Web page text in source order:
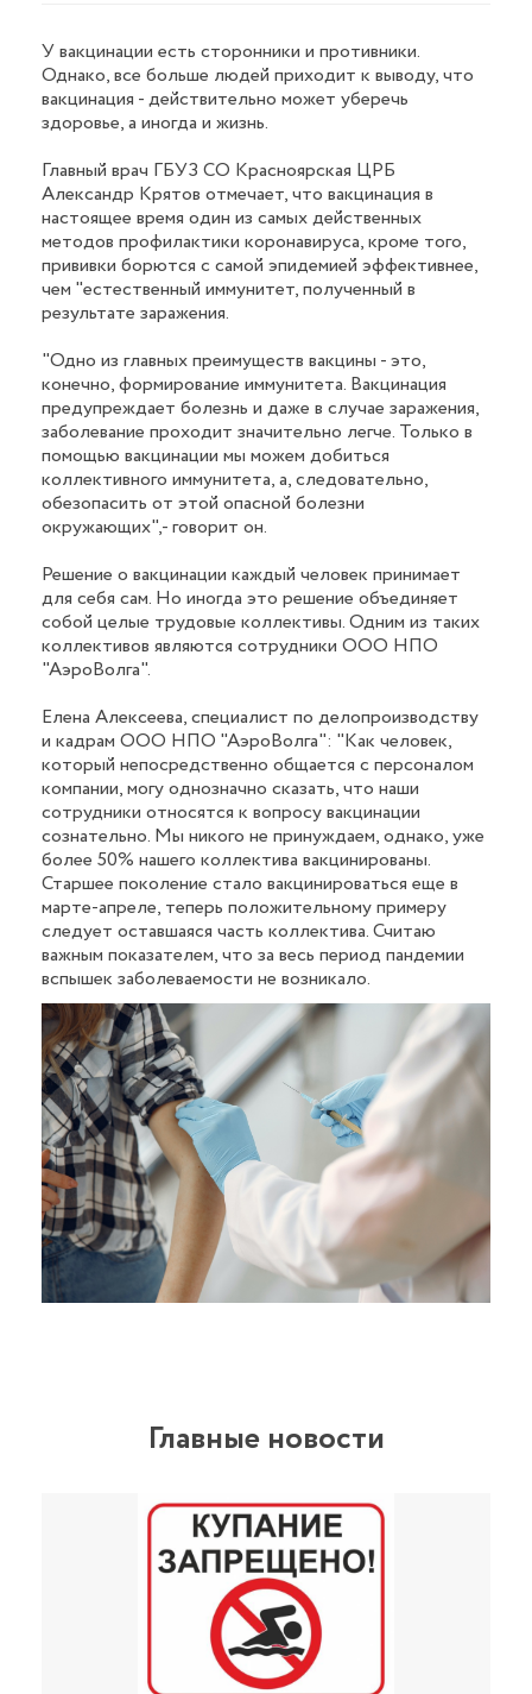
У вакцинации есть сторонники и противники.
Однако, все больше людей приходит к выводу, что
вакцинация - действительно может уберечь
здоровье, а иногда и жизнь.
Главный врач ГБУЗ СО Красноярская ЦРБ
Александр Крятов отмечает, что вакцинация в
настоящее время один из самых действенных
методов профилактики коронавируса, кроме того,
прививки борются с самой эпидемией эффективнее,
чем "естественный иммунитет, полученный в
результате заражения.
"Одно из главных преимуществ вакцины - это,
конечно, формирование иммунитета. Вакцинация
предупреждает болезнь и даже в случае заражения,
заболевание проходит значительно легче. Только в
помощью вакцинации мы можем добиться
коллективного иммунитета, а, следовательно,
обезопасить от этой опасной болезни
окружающих",- говорит он.
Решение о вакцинации каждый человек принимает
для себя сам. Но иногда это решение объединяет
собой целые трудовые коллективы. Одним из таких
коллективов являются сотрудники ООО НПО
"АэроВолга".
Елена Алексеева, специалист по делопроизводству
и кадрам ООО НПО "АэроВолга": "Как человек,
который непосредственно общается с персоналом
компании, могу однозначно сказать, что наши
сотрудники относятся к вопросу вакцинации
сознательно. Мы никого не принуждаем, однако, уже
более 50% нашего коллектива вакцинированы.
Старшее поколение стало вакцинироваться еще в
марте-апреле, теперь положительному примеру
следует оставшаяся часть коллектива. Считаю
важным показателем, что за весь период пандемии
вспышек заболеваемости не возникало.
Главные новости